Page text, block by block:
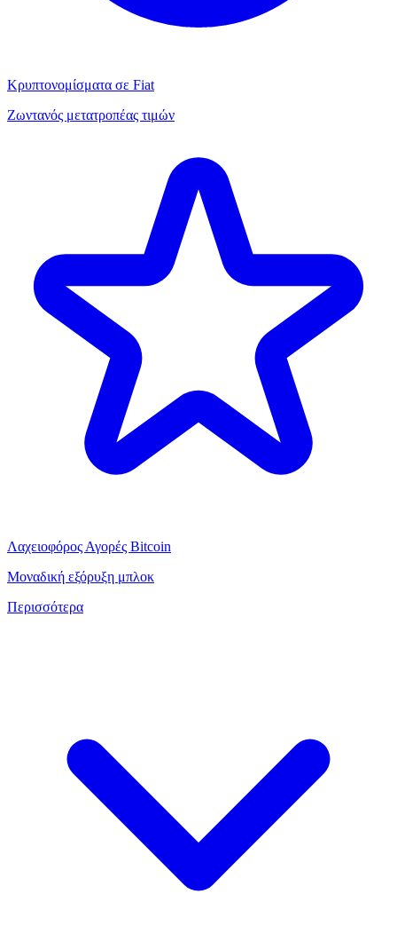
Κρυπτονομίσματα σε Fiat
Ζωντανός μετατροπέας τιμών
Λαχειοφόρος Αγορές Bitcoin
Μοναδική εξόρυξη μπλοκ
Περισσότερα